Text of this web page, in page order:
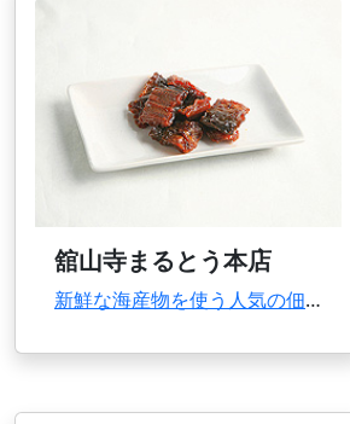
舘山寺まるとう本店
新鮮な海産物を使う人気の佃煮専門店。おすすめはうなぎ、あさりしぐれ、はぜ甘露煮。